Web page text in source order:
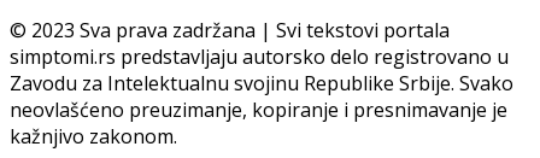
© 2023 Sva prava zadržana | Svi tekstovi portala
simptomi.rs predstavljaju autorsko delo registrovano u
Zavodu za Intelektualnu svojinu Republike Srbije. Svako
neovlašćeno preuzimanje, kopiranje i presnimavanje je
kažnjivo zakonom.